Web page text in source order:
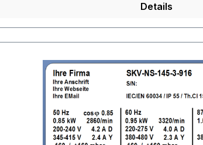
Details